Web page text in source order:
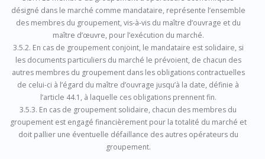
désigné dans le marché comme mandataire, représente l’ensemble
des membres du groupement, vis-à-vis du maître d’ouvrage et du
maître d’œuvre, pour l’exécution du marché.
3.5.2. En cas de groupement conjoint, le mandataire est solidaire, si
les documents particuliers du marché le prévoient, de chacun des
autres membres du groupement dans les obligations contractuelles
de celui-ci à l’égard du maître d’ouvrage jusqu’à la date, définie à
l’article 44.1, à laquelle ces obligations prennent fin.
3.5.3. En cas de groupement solidaire, chacun des membres du
groupement est engagé financièrement pour la totalité du marché et
doit pallier une éventuelle défaillance des autres opérateurs du
groupement.